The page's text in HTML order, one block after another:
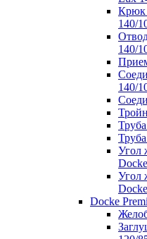
Крюк
140/
140/
140/
Угол
Угол
Docke